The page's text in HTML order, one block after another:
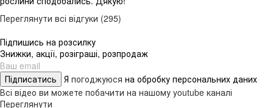
Переглянути всі відгуки (295)
Підпишись на розсилку
Знижки, акції, розіграші, розпродаж
Підписатись Я погоджуюся на обробку персональних даних
Всі відео ви можете побачити на нашому youtube каналі
Переглянути